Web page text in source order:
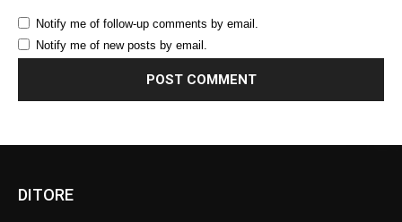
Notify me of follow-up comments by email.
Notify me of new posts by email.
DITORE